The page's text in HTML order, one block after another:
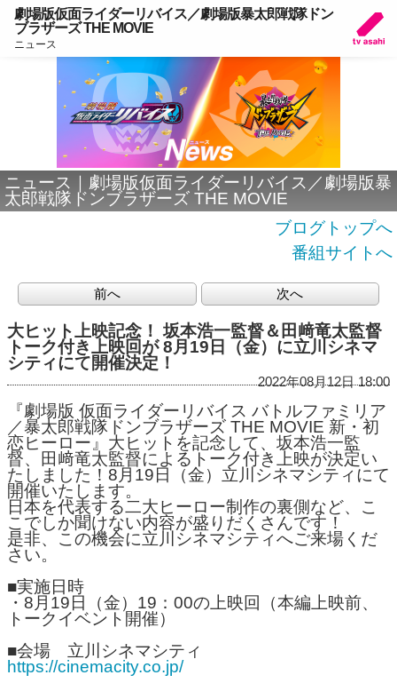
劇場版仮面ライダーリバイス／劇場版暴太郎戦隊ドン
ブラザーズ THE MOVIE
ニュース
ニュース｜劇場版仮面ライダーリバイス／劇場版暴
太郎戦隊ドンブラザーズ THE MOVIE
ブログトップへ
番組サイトへ
前へ 次へ
大ヒット上映記念！ 坂本浩一監督＆田﨑竜太監督
トーク付き上映回が 8月19日（金）に立川シネマ
シティにて開催決定！
2022年08月12日 18:00
『劇場版 仮面ライダーリバイス バトルファミリア
／暴太郎戦隊ドンブラザーズ THE MOVIE 新・初
恋ヒーロー』大ヒットを記念して、坂本浩一監
督、田﨑竜太監督によるトーク付き上映が決定い
たしました！8月19日（金）立川シネマシティにて
開催いたします。
日本を代表する二大ヒーロー制作の裏側など、こ
こでしか聞けない内容が盛りだくさんです！
是非、この機会に立川シネマシティへご来場くだ
さい。
■実施日時
・8月19日（金）19：00の上映回（本編上映前、
トークイベント開催）
■会場 立川シネマシティ
https://cinemacity.co.jp/